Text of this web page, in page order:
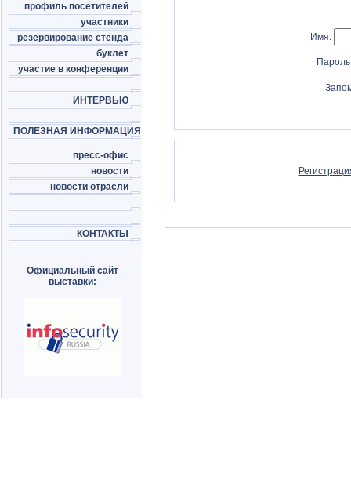
профиль посетителей
участники
резервирование стенда
буклет
участие в конференции
ИНТЕРВЬЮ
ПОЛЕЗНАЯ ИНФОРМАЦИЯ
пресс-офис
новости
новости отрасли
КОНТАКТЫ
Официальный сайт
выставки:
Имя: